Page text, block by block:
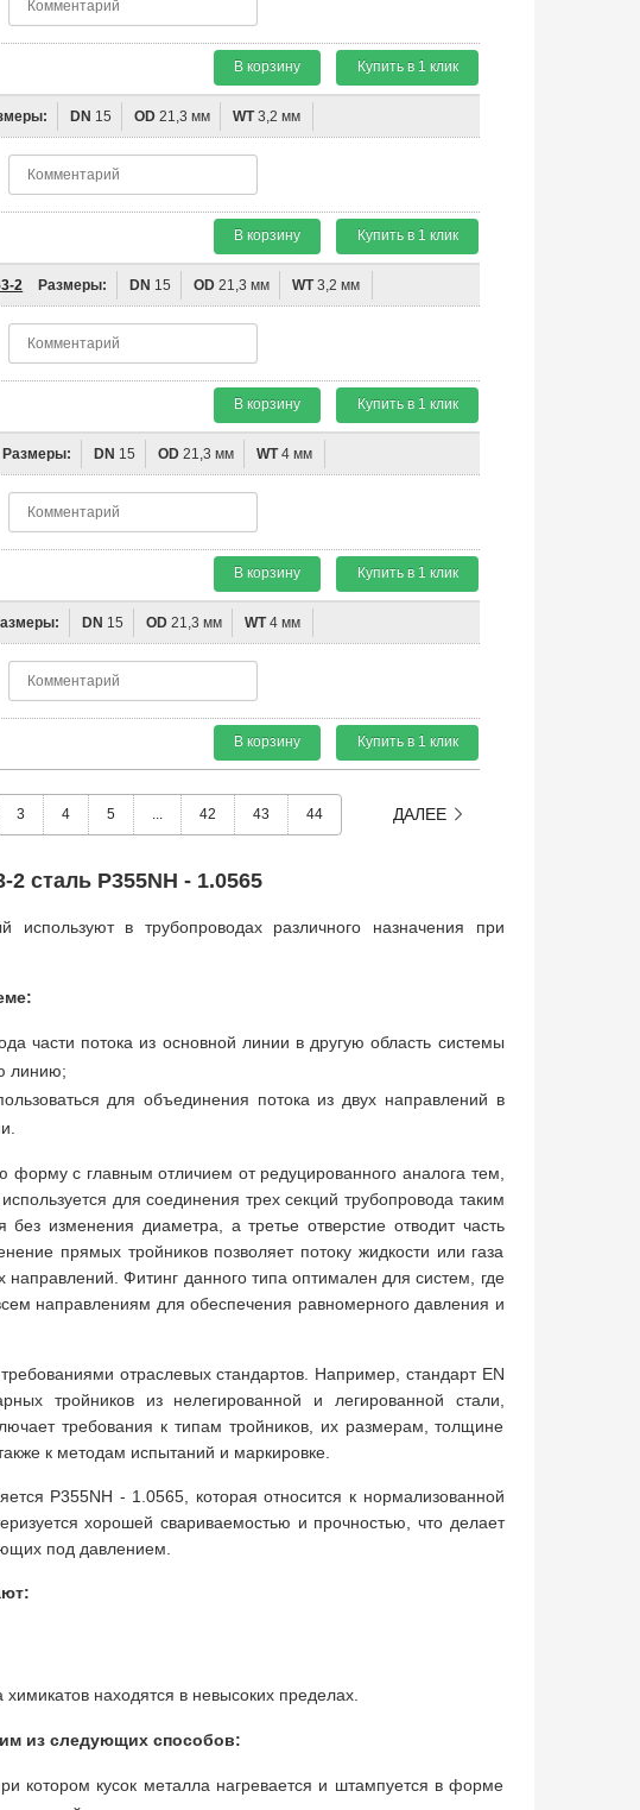
В корзину Купить в 1 клик
DN 15 OD 21,3 мм WT3,2 мм
В корзину Купить в 1 клик
2 Размеры: DN 15 OD 21,3 мм WT3,2 мм
В корзину Купить в 1 клик
Размеры: DN 15 OD 21,3 мм WT4 мм
В корзину Купить в 1 клик
DN 15 OD 21,3 мм WT4 мм
В корзину Купить в 1 клик
3 4 5 ... 42 43 44 ДАЛЕЕ
сталь P355NH - 1.0565
в трубопроводах различного назначения при
части потока из основной линии в другую область системы
линию;
для объединения потока из двух направлений в
с главным отличием от редуцированного аналога тем,
для соединения трех секций трубопровода таким
изменения диаметра, а третье отверстие отводит часть
прямых тройников позволяет потоку жидкости или газа
Фитинг данного типа оптимален для систем, где
направлениям для обеспечения равномерного давления и
отраслевых стандартов. Например, стандарт EN
тройников из нелегированной и легированной стали,
требования к типам тройников, их размерам, толщине
к методам испытаний и маркировке.
P355NH - 1.0565, которая относится к нормализованной
хорошей свариваемостью и прочностью, что делает
под давлением.
находятся в невысоких пределах.
из следующих способов:
котором кусок металла нагревается и штампуется в форме